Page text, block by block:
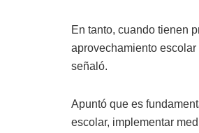
En tanto, cuando tienen
aprovechamiento escolar
señaló.
Apuntó que es
escolar, implementar